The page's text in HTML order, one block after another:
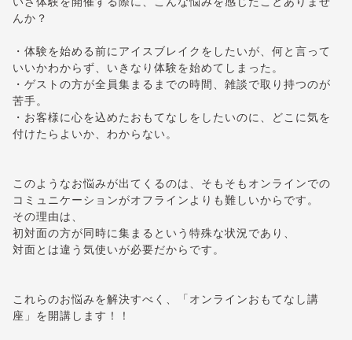
んか？
・体験を始める前にアイスブレイクをしたいが、何と言って
いいかわからず、いきなり体験を始めてしまった。
・ゲストの方が全員集まるまでの時間、雑談で取り持つのが
苦手。
・お客様に心を込めたおもてなしをしたいのに、どこに気を
付けたらよいか、わからない。
このようなお悩みが出てくるのは、そもそもオンラインでの
コミュニケーションがオフラインよりも難しいからです。
その理由は、
初対面の方が同時に集まるという特殊な状況であり、
対面とは違う気使いが必要だからです。
これらのお悩みを解決すべく、「オンラインおもてなし講
座」を開講します！！